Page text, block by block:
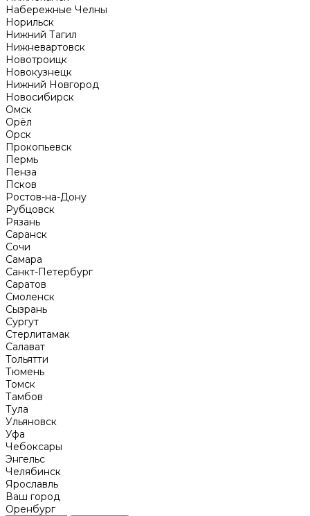
Набережные Челны
Норильск
Нижний Тагил
Нижневартовск
Новотроицк
Новокузнецк
Нижний Новгород
Новосибирск
Омск
Орёл
Орск
Прокопьевск
Пермь
Пенза
Псков
Ростов-на-Дону
Рубцовск
Рязань
Саранск
Сочи
Самара
Санкт-Петербург
Саратов
Смоленск
Сызрань
Сургут
Стерлитамак
Салават
Тольятти
Тюмень
Томск
Тамбов
Тула
Ульяновск
Уфа
Чебоксары
Энгельс
Челябинск
Ярославль
Ваш город
Оренбург